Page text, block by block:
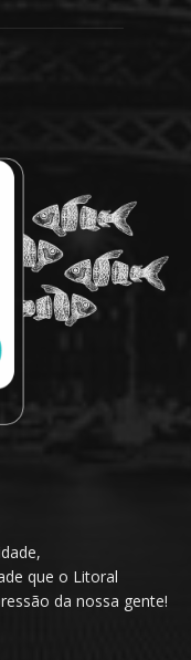
que o Litoral
da nossa gente!